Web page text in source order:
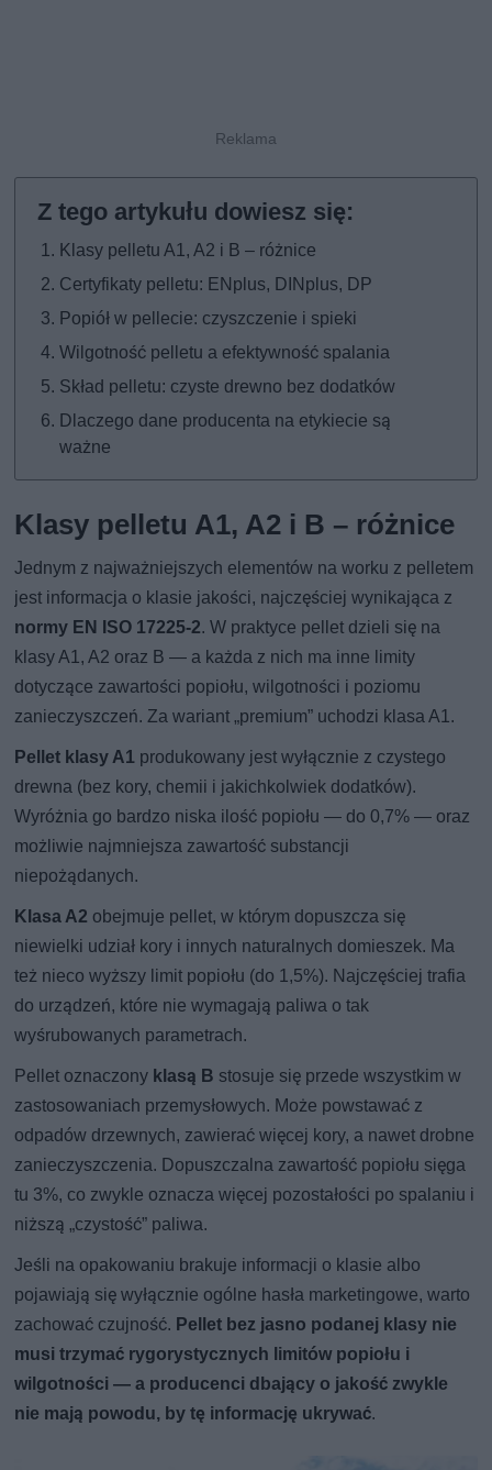
Klasy pelletu A1, A2 i B – różnice
Certyfikaty pelletu: ENplus, DINplus, DP
Popiół w pellecie: czyszczenie i spieki
Wilgotność pelletu a efektywność spalania
Skład pelletu: czyste drewno bez dodatków
Dlaczego dane producenta na etykiecie są
ważne
Klasy pelletu A1, A2 i B – różnice
Jednym z najważniejszych elementów na worku z pelletem
jest informacja o klasie jakości, najczęściej wynikająca z
normy EN ISO 17225-2. W praktyce pellet dzieli się na
klasy A1, A2 oraz B — a każda z nich ma inne limity
dotyczące zawartości popiołu, wilgotności i poziomu
zanieczyszczeń. Za wariant „premium” uchodzi klasa A1.
Pellet klasy A1 produkowany jest wyłącznie z czystego
drewna (bez kory, chemii i jakichkolwiek dodatków).
Wyróżnia go bardzo niska ilość popiołu — do 0,7% — oraz
możliwie najmniejsza zawartość substancji
niepożądanych.
Klasa A2 obejmuje pellet, w którym dopuszcza się
niewielki udział kory i innych naturalnych domieszek. Ma
też nieco wyższy limit popiołu (do 1,5%). Najczęściej trafia
do urządzeń, które nie wymagają paliwa o tak
wyśrubowanych parametrach.
Pellet oznaczony klasą B stosuje się przede wszystkim w
zastosowaniach przemysłowych. Może powstawać z
odpadów drzewnych, zawierać więcej kory, a nawet drobne
zanieczyszczenia. Dopuszczalna zawartość popiołu sięga
tu 3%, co zwykle oznacza więcej pozostałości po spalaniu i
niższą „czystość” paliwa.
Jeśli na opakowaniu brakuje informacji o klasie albo
pojawiają się wyłącznie ogólne hasła marketingowe, warto
zachować czujność. Pellet bez jasno podanej klasy nie
musi trzymać rygorystycznych limitów popiołu i
wilgotności — a producenci dbający o jakość zwykle
nie mają powodu, by tę informację ukrywać.